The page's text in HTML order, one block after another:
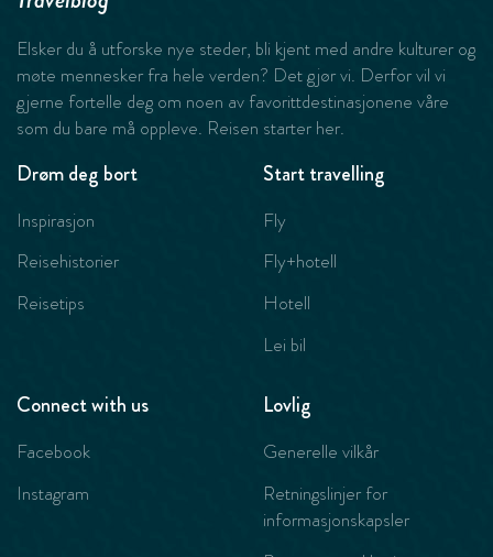
Elsker du å utforske nye steder, bli kjent med andre kulturer og
møte mennesker fra hele verden? Det gjør vi. Derfor vil vi
gjerne fortelle deg om noen av favorittdestinasjonene våre
som du bare må oppleve. Reisen starter her.
Drøm deg bort
Inspirasjon
Reisehistorier
Reisetips
Start travelling
Fly
Fly+hotell
Hotell
Lei bil
Connect with us
Facebook
Instagram
Lovlig
Generelle vilkår
Retningslinjer for
informasjonskapsler